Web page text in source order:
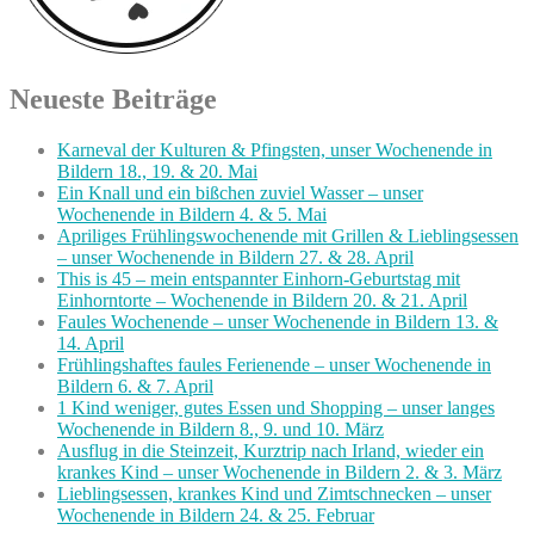
Neueste Beiträge
Karneval der Kulturen & Pfingsten, unser Wochenende in
Bildern 18., 19. & 20. Mai
Ein Knall und ein bißchen zuviel Wasser – unser
Wochenende in Bildern 4. & 5. Mai
Apriliges Frühlingswochenende mit Grillen & Lieblingsessen
– unser Wochenende in Bildern 27. & 28. April
This is 45 – mein entspannter Einhorn-Geburtstag mit
Einhorntorte – Wochenende in Bildern 20. & 21. April
Faules Wochenende – unser Wochenende in Bildern 13. &
14. April
Frühlingshaftes faules Ferienende – unser Wochenende in
Bildern 6. & 7. April
1 Kind weniger, gutes Essen und Shopping – unser langes
Wochenende in Bildern 8., 9. und 10. März
Ausflug in die Steinzeit, Kurztrip nach Irland, wieder ein
krankes Kind – unser Wochenende in Bildern 2. & 3. März
Lieblingsessen, krankes Kind und Zimtschnecken – unser
Wochenende in Bildern 24. & 25. Februar